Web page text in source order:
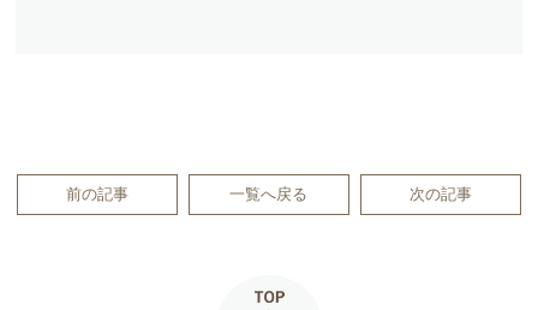
前の記事 一覧へ戻る 次の記事